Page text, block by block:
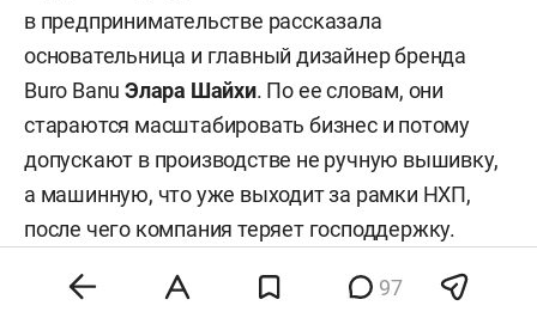
в предпринимательстве рассказала
основательница и главный дизайнер бренда
Buro Banu Элара Шайхи. По ее словам, они
стараются масштабировать бизнес и потому
допускают в производстве не ручную вышивку,
а машинную, что уже выходит за рамки НХП,
после чего компания теряет господдержку.
промышленности тоже не могут, поскольку
97